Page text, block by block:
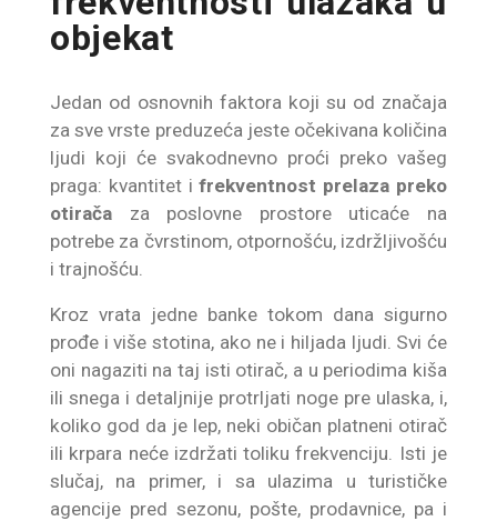
objekat
Jedan od osnovnih faktora koji su od značaja
za sve vrste preduzeća jeste očekivana količina
ljudi koji će svakodnevno proći preko vašeg
praga: kvantitet ifrekventnost prelaza preko
otirača za poslovne prostore uticaće na
potrebe za čvrstinom, otpornošću, izdržljivošću
i trajnošću.
Kroz vrata jedne banke tokom dana sigurno
prođe i više stotina, ako ne i hiljada ljudi. Svi će
oni nagaziti na taj isti otirač, a u periodima kiša
ili snega i detaljnije protrljati noge pre ulaska, i,
koliko god da je lep, neki običan platneni otirač
ili krpara neće izdržati toliku frekvenciju. Isti je
slučaj, na primer, i sa ulazima u turističke
agencije pred sezonu, pošte, prodavnice, pa i